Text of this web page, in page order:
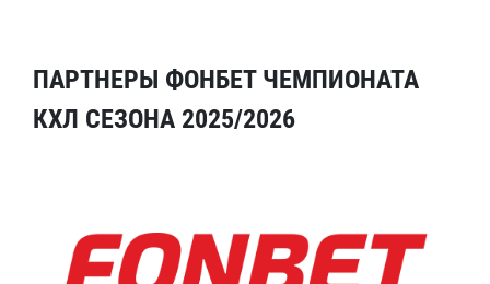
ПАРТНЕРЫ ФОНБЕТ ЧЕМПИОНАТА
КХЛ СЕЗОНА 2025/2026